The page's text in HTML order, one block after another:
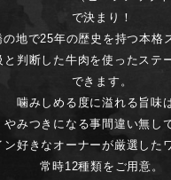
で決まり！
地で25年の歴史を持つ本格
と判断した牛肉を使ったステ
できます。
噛みしめる度に溢れる旨味は
やみつきになる事間違い無し
ン好きなオーナーが厳選した
常時12種類をご用意。